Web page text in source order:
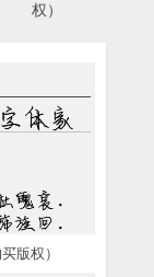
权）
版权）